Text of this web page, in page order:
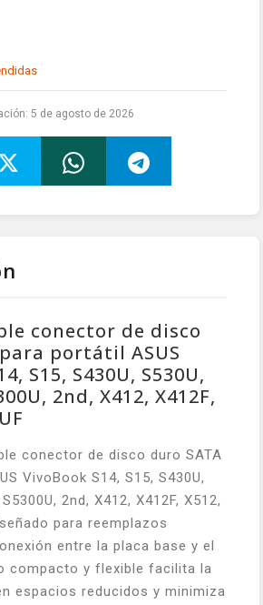
5 de agosto de 2026
conector de disco
portátil ASUS
S15, S430U, S530U,
2nd, X412, X412F,
conector de disco duro SATA
VivoBook S14, S15, S430U,
2nd, X412, X412F, X512,
para reemplazos
entre la placa base y el
compacto y flexible facilita la
espacios reducidos y minimiza